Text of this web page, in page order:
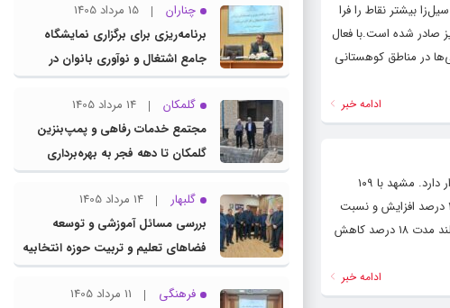
بیشتر نقاط را فرا
صادر شده است.با فعال
در مناطق کوهستانی
ادامه خبر
سرخس همچنان صدرنشین جدول بارشی استان خراسان رضوی با ۱۴۴ میلیمتر بارش است. قوچان با ۱۲۲ میلیمتر در رده دوم قرار دارد. مشهد با ۱۰۹
میلیمتر باران از ابتدای سال زراعی تاکنون در رده سوم قرار گرفته است.میانگین بارشی استان خراسان رضوی نسبت به پارسال ۱۴ درصد افزایش و نسبت
به بلند مدت بارشی همچنان ۲۸ درصد کاهشی می باشد. کلانشهر مشهد نسبت به پارسال ۸۱ درصد افزایش بارش و نسبت به بلند مدت ۱۸ درصد کاهش
ادامه خبر
چناران
15 مرداد 1405
برنامه‌ریزی برای برگزاری نمایشگاه
جامع اشتغال و نوآوری بانوان در
چناران
گلمکان
14 مرداد 1405
مجتمع خدمات رفاهی و پمپ‌بنزین
گلمکان تا دهه فجر به بهره‌برداری
می‌رسد
گلبهار
14 مرداد 1405
بررسی مسائل آموزشی و توسعه
فضاهای تعلیم و تربیت حوزه انتخابیه
در نشست مشترک عضو کمیسیون
آموزش مجلس با مدیرکل آموزش و
فرهنگی
11 مرداد 1405